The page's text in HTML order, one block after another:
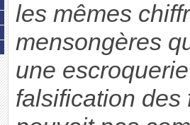
les mêmes
mensongères
une
falsification des